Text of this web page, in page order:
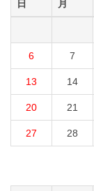
日 月
6 7
13 14
20 21
27 28